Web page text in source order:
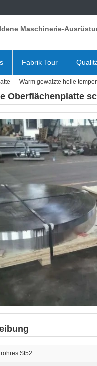
Maschinerie-
Fabrik Tour
Warm gewalzte helle
Oberflächenplatte
St52